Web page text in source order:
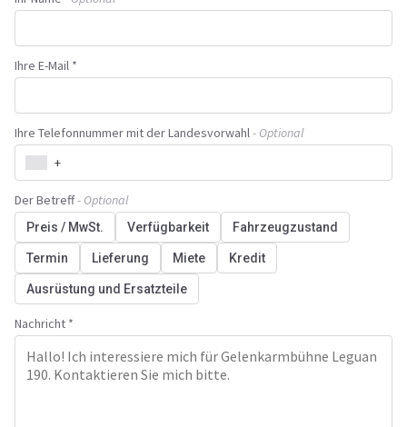
Ihre E-Mail *
Ihre Telefonnummer mit der Landesvorwahl- Optional
+
Der Betreff- Optional
Preis / MwSt. Verfügbarkeit Fahrzeugzustand
Termin Lieferung Miete Kredit
Ausrüstung und Ersatzteile
Nachricht *